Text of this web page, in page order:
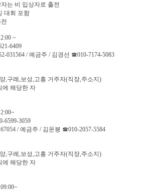
는 비 입상자로 출전
대회 포함
~
6409
031564 / 예금주 / 김경선 ☎010-7174-5083
,구례,보성,고흥 거주자(직장,주소지)
에 해당한 자
6599-3059
/ 예금주 / 김운붕 ☎010-2057-5584
,구례,보성,고흥 거주자(직장,주소지)
에 해당한 자